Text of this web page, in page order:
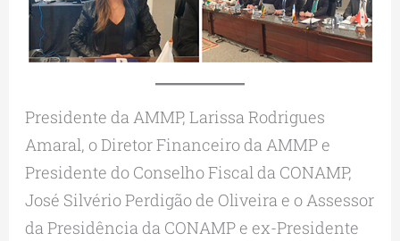
Presidente da AMMP, Larissa Rodrigues
Amaral, o Diretor Financeiro da AMMP e
Presidente do Conselho Fiscal da CONAMP,
José Silvério Perdigão de Oliveira e o Assessor
da Presidência da CONAMP e ex-Presidente